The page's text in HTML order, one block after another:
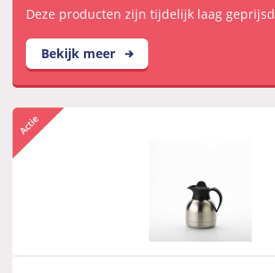
Deze producten zijn tijdelijk laag geprijsd
Bekijk meer